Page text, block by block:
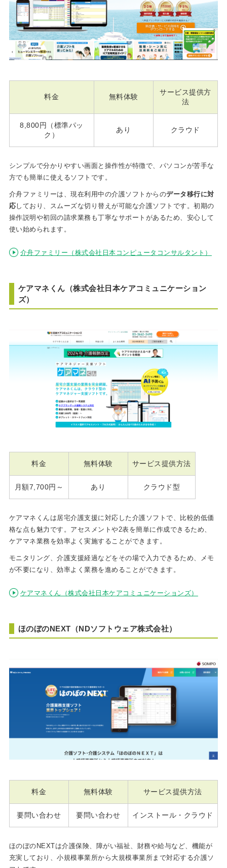
料金 無料体験
サービス提供方
法
8,800円（標準パッ
ク）
あり クラウド
シンプルで分かりやすい画面と操作性が特徴で、パソコンが苦手な
方でも簡単に使えるソフトです。
介舟ファミリーは、現在利用中の介護ソフトからのデータ移行に対
応しており、スムーズな切り替えが可能な介護ソフトです。初期の
操作説明や初回の請求業務も丁寧なサポートがあるため、安心して
使い始められます。
介舟ファミリー（株式会社日本コンピュータコンサルタント）
ケアマネくん（株式会社日本ケアコミュニケーション
ズ）
料金 無料体験 サービス提供方法
月額7,700円～ あり クラウド型
ケアマネくんは居宅介護支援に対応した介護ソフトで、比較的低価
格な点も魅力です。アセスメントや2表を簡単に作成できるため、
ケアマネ業務を効率よく実施することができます。
モニタリング、介護支援経過などをその場で入力できるため、メモ
が不要になり、効率よく業務を進めることができます。
ケアマネくん（株式会社日本ケアコミュニケーションズ）
ほのぼのNEXT（NDソフトウェア株式会社）
料金 無料体験 サービス提供方法
要問い合わせ 要問い合わせ インストール・クラウド
ほのぼのNEXTは介護保険、障がい福祉、財務や給与など、機能が
充実しており、小規模事業所から大規模事業所まで対応する介護ソ